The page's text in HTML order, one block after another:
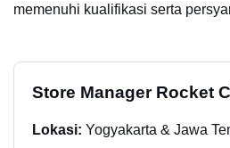
memenuhi kualifikasi serta
Store Manager Rocket
Lokasi: Yogyakarta & Jawa